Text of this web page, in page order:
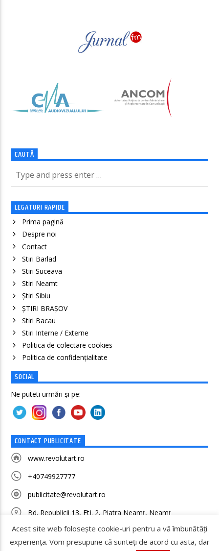
CAUTĂ
LEGATURI RAPIDE
Prima pagină
Despre noi
Contact
Stiri Barlad
Stiri Suceava
Stiri Neamt
Știri Sibiu
ȘTIRI BRAȘOV
Stiri Bacau
Stiri Interne / Externe
Politica de colectare cookies
Politica de confidenţialitate
SOCIAL
Ne puteti urmări și pe:
CONTACT PUBLICITATE
www.revolutart.ro
+40749927777
publicitate@revolutart.ro
Bd. Republicii 13, Etj. 2, Piatra Neamț, Neamț
Acest site web folosește cookie-uri pentru a vă îmbunătăți
experiența. Vom presupune că sunteți de acord cu asta, dar